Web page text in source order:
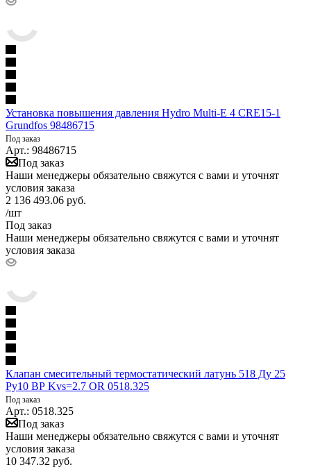
Установка повышения давления Hydro Multi-E 4 CRE15-1
Grundfos 98486715
Под заказ
Арт.: 98486715
Под заказ
Наши менеджеры обязательно свяжутся с вами и уточнят
условия заказа
2 136 493.06 руб.
/шт
Под заказ
Наши менеджеры обязательно свяжутся с вами и уточнят
условия заказа
Клапан смесительный термостатический латунь 518 Ду 25
Ру10 ВР Kvs=2.7 OR 0518.325
Под заказ
Арт.: 0518.325
Под заказ
Наши менеджеры обязательно свяжутся с вами и уточнят
условия заказа
10 347.32 руб.